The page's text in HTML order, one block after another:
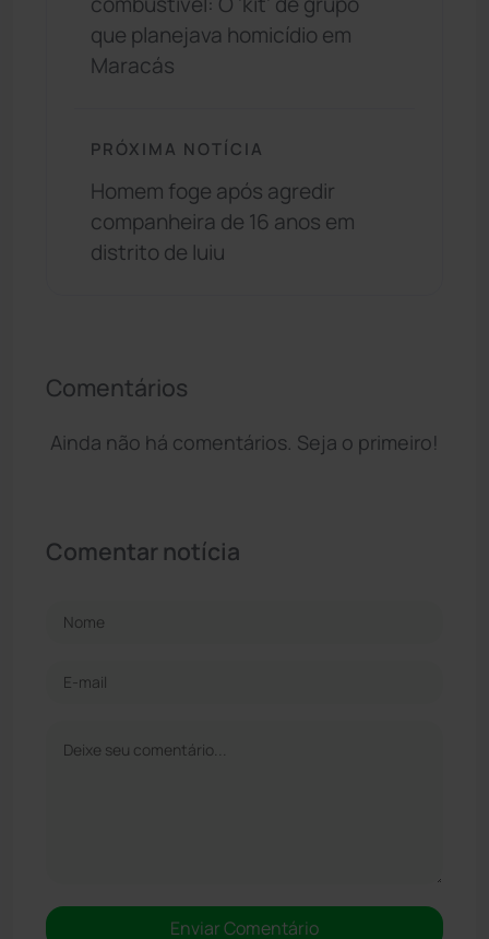
que planejava homicídio em
Maracás
PRÓXIMA NOTÍCIA
Homem foge após agredir
companheira de 16 anos em
distrito de Iuiu
Comentários
Ainda não há comentários. Seja o primeiro!
Comentar notícia